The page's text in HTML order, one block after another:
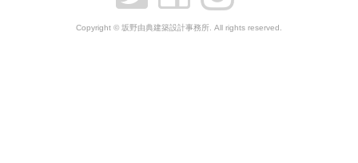
Copyright © 坂野由典建築設計事務所. All rights reserved.